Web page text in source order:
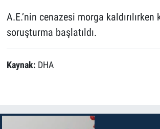
A.E.’nin cenazesi morga
soruşturma başlatıldı.
Kaynak: DHA